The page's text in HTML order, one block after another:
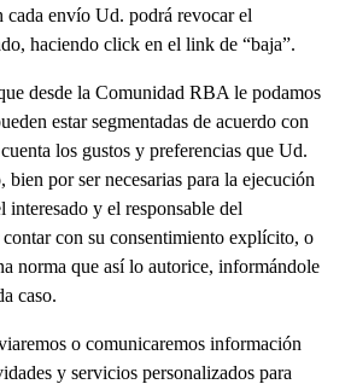
envío Ud. podrá revocar el
haciendo click en el link de “baja”.
desde la Comunidad RBA le podamos
estar segmentadas de acuerdo con
los gustos y preferencias que Ud.
bien por ser necesarias para la ejecución
interesado y el responsable del
con su consentimiento explícito, o
norma que así lo autorice, informándole
caso.
o comunicaremos información
y servicios personalizados para